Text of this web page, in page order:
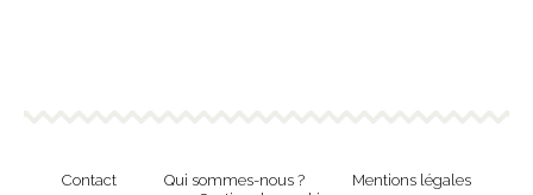
Contact Qui sommes-nous ?
Mentions légales